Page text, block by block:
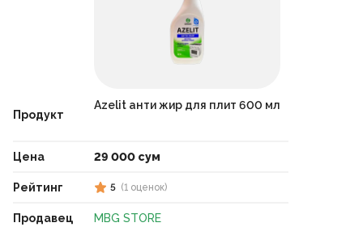
Продукт
Цена
Рейтинг
Продавец
Azelit анти жир для плит 600 мл
29 000 сум
5 (1 оценок)
MBG STORE